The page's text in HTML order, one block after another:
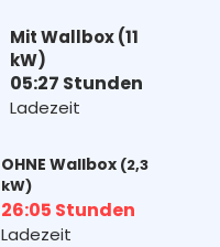
Mit Wallbox (11
kW)
05:27 Stunden
Ladezeit
OHNE Wallbox (2,3
kW)
26:05 Stunden
Ladezeit